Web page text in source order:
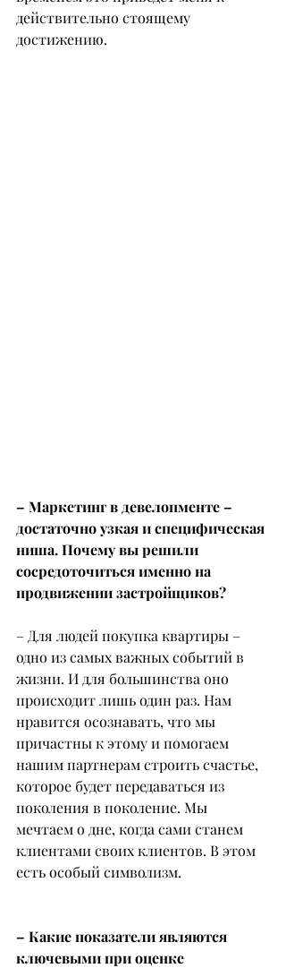
действительно стоящему
достижению.
– Маркетинг в девелопменте –
достаточно узкая и специфическая
ниша. Почему вы решили
сосредоточиться именно на
продвижении застройщиков?
– Для людей покупка квартиры –
одно из самых важных событий в
жизни. И для большинства оно
происходит лишь один раз. Нам
нравится осознавать, что мы
причастны к этому и помогаем
нашим партнерам строить счастье,
которое будет передаваться из
поколения в поколение. Мы
мечтаем о дне, когда сами станем
клиентами своих клиентов. В этом
есть особый символизм.
– Какие показатели являются
ключевыми при оценке